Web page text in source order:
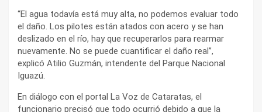
“El agua todavía está muy alta, no podemos evaluar todo
el daño. Los pilotes están atados con acero y se han
deslizado en el río, hay que recuperarlos para rearmar
nuevamente. No se puede cuantificar el daño real”,
explicó Atilio Guzmán, intendente del Parque Nacional
Iguazú.
En diálogo con el portal La Voz de Cataratas, el
funcionario precisó que todo ocurrió debido a que la